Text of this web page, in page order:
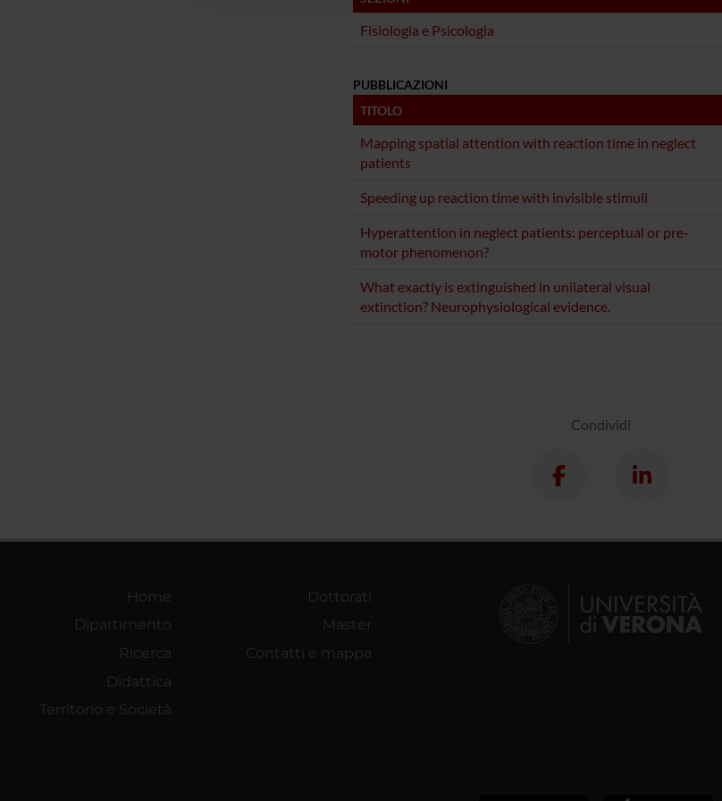
Fisiologia e Psicologia
PUBBLICAZIONI
TITOLO
Mapping spatial attention with reaction time in neglect
patients
Speeding up reaction time with invisible stimuli
Hyperattention in neglect patients: perceptual or pre-
motor phenomenon?
What exactly is extinguished in unilateral visual
extinction? Neurophysiological evidence.
Condividi
Home
Dipartimento
Ricerca
Didattica
Territorio e Società
Dottorati
Master
Contatti e mappa